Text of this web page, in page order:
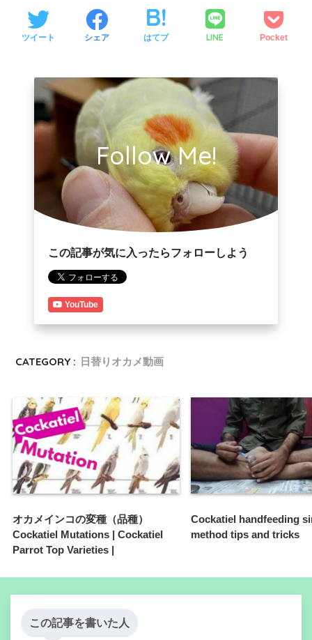
ツイート シェア はてブ LINE Pocket
Follow Me!
この記事が気に入ったらフォローしよう
YouTube
CATEGORY : 日替りオカメ動画
オカメインコの変種（品種）
Cockatiel Mutations | Cockatiel
Parrot Top Varieties |
Cockatiel handfeeding
method tips and tricks
この記事を書いた人